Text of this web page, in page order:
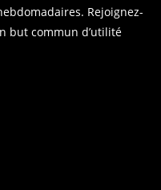
Rejoignez-
but commun d’utilité